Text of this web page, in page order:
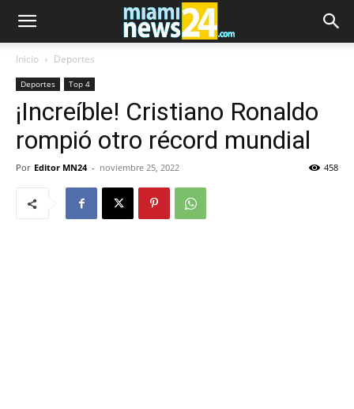
Inicio Deportes
Deportes Top 4
¡Increíble! Cristiano Ronaldo
rompió otro récord mundial
Por Editor MN24 - noviembre 25, 2022 458